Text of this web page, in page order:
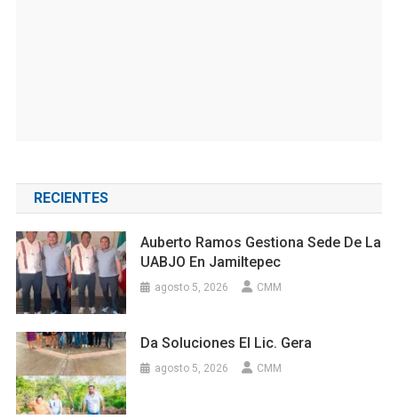
RECIENTES
Auberto Ramos Gestiona Sede De La
UABJO En Jamiltepec
agosto 5, 2026 CMM
Da Soluciones El Lic. Gera
agosto 5, 2026 CMM